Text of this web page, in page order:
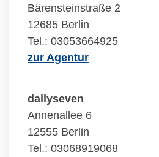
Bärensteinstraße 2
12685 Berlin
Tel.: 03053664925
zur Agentur
dailyseven
Annenallee 6
12555 Berlin
Tel.: 03068919068